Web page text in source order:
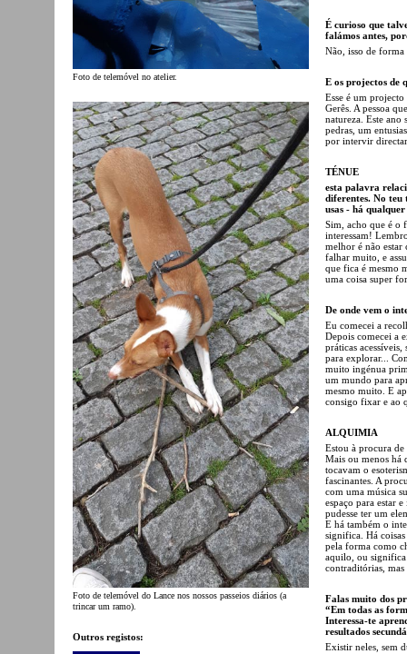
Foto de telemóvel no atelier.
Foto de telemóvel do Lance nos nossos passeios diários (a
trincar um ramo).
Outros registos:
É curioso que
falámos antes,
Não, isso de forma
E os projectos de
Esse é um
Gerês. A pessoa
natureza. Este ano
pedras, um
por intervir
TÉNUE
esta palavra
diferentes. No teu
usas - há
Sim, acho que é o
interessam!
melhor é não estar
falhar muito, e
que fica é mesmo
uma coisa super
De onde vem o
Eu comecei a
Depois comecei a
práticas acessíveis,
para explorar...
muito ingénua
um mundo para
mesmo muito. E
consigo fixar e ao
ALQUIMIA
Estou à procura
Mais ou menos há
tocavam o
fascinantes. A
com uma música
espaço para estar
pudesse ter um
E há também o
significa. Há coisas
pela forma como
aquilo, ou significa
contraditórias,
Falas muito dos
“Em todas as
Interessa-te
resultados
Existir neles, sem